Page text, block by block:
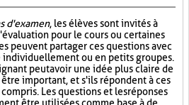
d'examen, les élèves sont invités à
pour le cours ou certaines
peuvent partager ces questions avec
individuellement ou en petits groupes.
peut avoir une idée plus claire de
important, et s'ils répondent à ces
Les questions et les réponses